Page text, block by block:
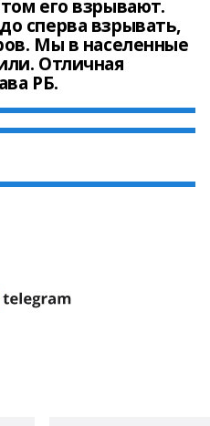
его взрывают.
сперва взрывать,
Мы в населенные
Отличная
РБ.